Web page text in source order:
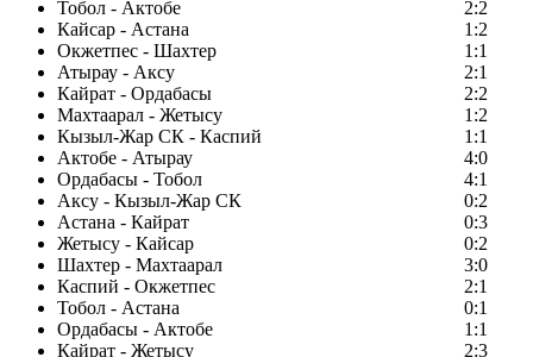
Тобол - Актобе
2:2
Кайсар - Астана
1:2
Окжетпес - Шахтер
1:1
Атырау - Аксу
2:1
Кайрат - Ордабасы
2:2
Махтаарал - Жетысу
1:2
Кызыл-Жар СК - Каспий
1:1
Актобе - Атырау
4:0
Ордабасы - Тобол
4:1
Аксу - Кызыл-Жар СК
0:2
Астана - Кайрат
0:3
Жетысу - Кайсар
0:2
Шахтер - Махтаарал
3:0
Каспий - Окжетпес
2:1
Тобол - Астана
0:1
Ордабасы - Актобе
1:1
Кайрат - Жетысу
2:3